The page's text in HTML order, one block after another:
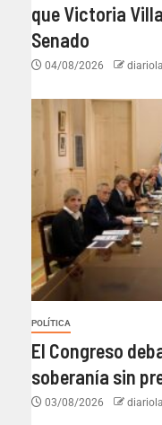
que Victoria
Senado
04/08/2026
POLÍTICA
El Congreso
soberanía sin
03/08/2026